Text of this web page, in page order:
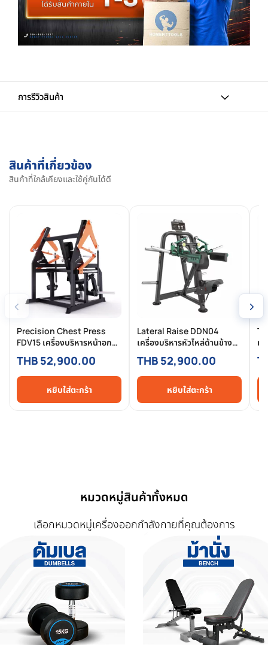
การรีวิวสินค้า
สินค้าที่เกี่ยวข้อง
สินค้าที่ใกล้เคียงและใช้คู่กันได้ดี
‹
Precision Chest Press
FDV15 เครื่องบริหารหน้าอก
ระดับ Commercial แบบทรง
พลังและแม่นยำ
THB 52,900.00
หยิบใส่ตะกร้า
Lateral Raise DDN04
เครื่องบริหารหัวไหล่ด้านข้าง
Commercial Grade สำหรับ
ฟิตเนส & งานโครงการ
THB 52,900.00
หยิบใส่ตะกร้า
เ
›
หมวดหมู่สินค้าทั้งหมด
เลือกหมวดหมู่เครื่องออกกำลังกายที่คุณต้องการ